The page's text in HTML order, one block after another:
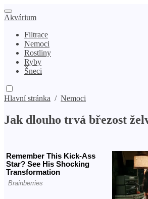
Akvárium
Filtrace
Nemoci
Rostliny
Ryby
Šneci
Hlavní stránka / Nemoci
Jak dlouho trvá březost